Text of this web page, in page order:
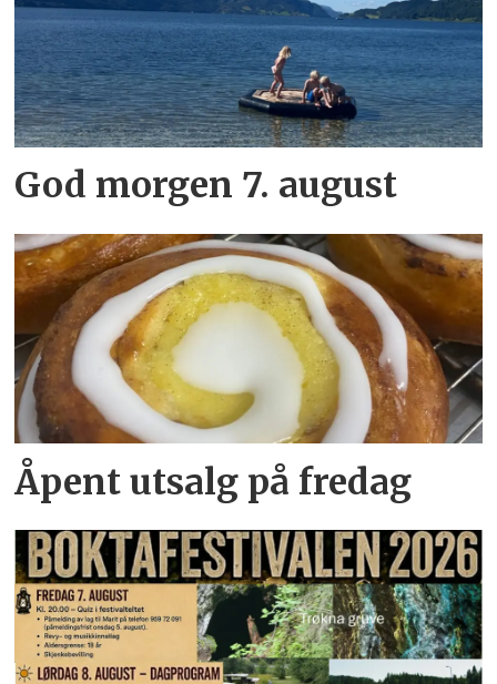
God morgen 7. august
Åpent utsalg på fredag